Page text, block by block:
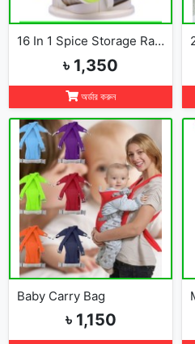
16 In 1 Spice Storage Rack
৳ 1,350
অর্ডার করুন
Baby Carry Bag
৳ 1,150